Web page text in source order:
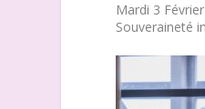
Mardi 3
Souveraineté